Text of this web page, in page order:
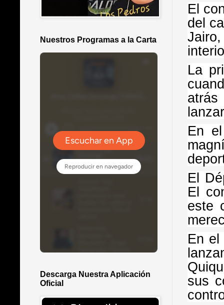
El
del
La
atrás
En
El
El
este
En el
sus
Nuestros Programas a la Carta
Descarga Nuestra Aplicación
Oficial